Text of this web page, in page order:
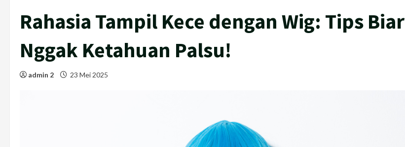
Rahasia Tampil Kece dengan Wig: Tips Biar
Nggak Ketahuan Palsu!
admin 2 23 Mei 2025